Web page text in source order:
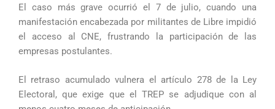
El caso más grave ocurrió el 7 de julio, cuando una
manifestación encabezada por militantes de Libre impidió
el acceso al CNE, frustrando la participación de las
empresas postulantes.
El retraso acumulado vulnera el artículo 278 de la Ley
Electoral, que exige que el TREP se adjudique con al